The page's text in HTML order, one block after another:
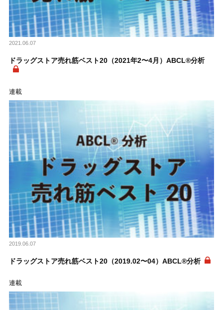
2021.06.07
ドラッグストア売れ筋ベスト20（2021年2〜4月）ABCL®分析
連載
2019.06.07
ドラッグストア売れ筋ベスト20（2019.02〜04）ABCL®分析
連載